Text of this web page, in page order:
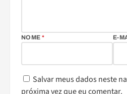
NOME * E-
Salvar meus dados neste
próxima vez que eu comentar.